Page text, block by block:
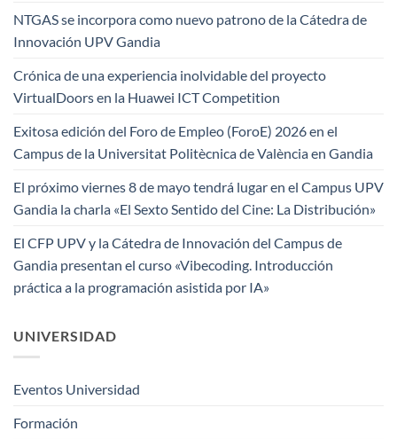
NTGAS se incorpora como nuevo patrono de la Cátedra de
Innovación UPV Gandia
Crónica de una experiencia inolvidable del proyecto
VirtualDoors en la Huawei ICT Competition
Exitosa edición del Foro de Empleo (ForoE) 2026 en el
Campus de la Universitat Politècnica de València en Gandia
El próximo viernes 8 de mayo tendrá lugar en el Campus UPV
Gandia la charla «El Sexto Sentido del Cine: La Distribución»
El CFP UPV y la Cátedra de Innovación del Campus de
Gandia presentan el curso «Vibecoding. Introducción
práctica a la programación asistida por IA»
UNIVERSIDAD
Eventos Universidad
Formación